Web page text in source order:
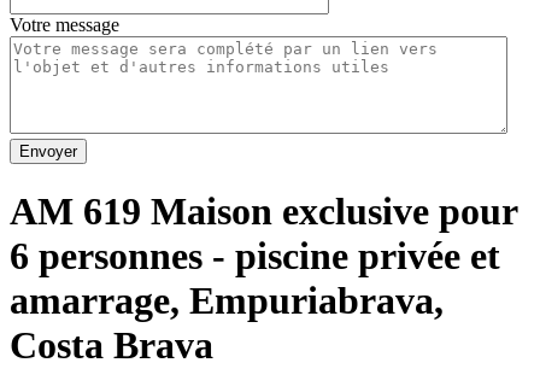
Votre message
Envoyer
AM 619 Maison exclusive pour
6 personnes - piscine privée et
amarrage, Empuriabrava,
Costa Brava